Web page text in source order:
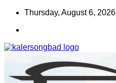
Skip
content
Thursday, August 6, 2026
কালের সংবাদ
www.kalersongbad.com